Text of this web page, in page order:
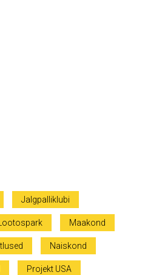
Jalgpalliklubi
Lootospark Maakond
Naiskond
Projekt USA